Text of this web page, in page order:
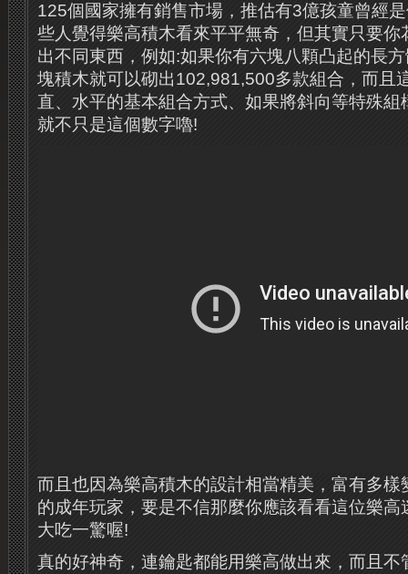
125個國家擁有銷售市場，推估有3億孩童曾經
些人覺得樂高積木看來平平無奇，但其實只要你
出不同東西，例如:如果你有六塊八顆凸起的長
塊積木就可以砌出102,981,500多款組合，而且
直、水平的基本組合方式、如果將斜向等特殊
就不只是這個數字嚕!
而且也因為樂高積木的設計相當精美，富有多樣
的成年玩家，要是不信那麼你應該看看這位樂
大吃一驚喔!
真的好神奇，連鑰匙都能用樂高做出來，而且不